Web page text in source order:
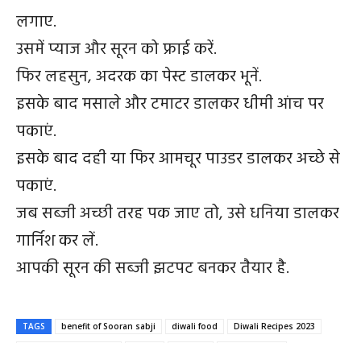
लगाए.
उसमें प्याज और सूरन को फ्राई करें.
फिर लहसुन, अदरक का पेस्ट डालकर भूनें.
इसके बाद मसाले और टमाटर डालकर धीमी आंच पर
पकाएं.
इसके बाद दही या फिर आमचूर पाउडर डालकर अच्छे से
पकाएं.
जब सब्जी अच्छी तरह पक जाए तो, उसे धनिया डालकर
गार्निश कर लें.
आपकी सूरन की सब्जी झटपट बनकर तैयार है.
TAGS benefit of Sooran sabji diwali food
Diwali Recipes 2023